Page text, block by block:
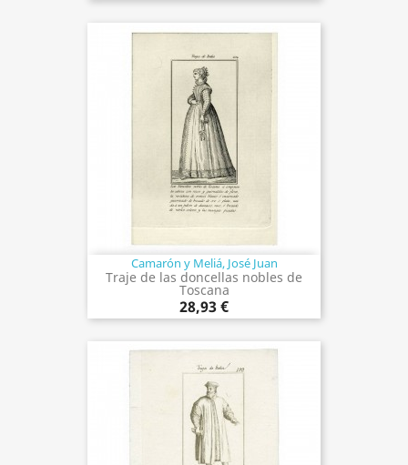
Camarón y Meliá, José Juan
Traje de las doncellas nobles de
Toscana
28,93 €